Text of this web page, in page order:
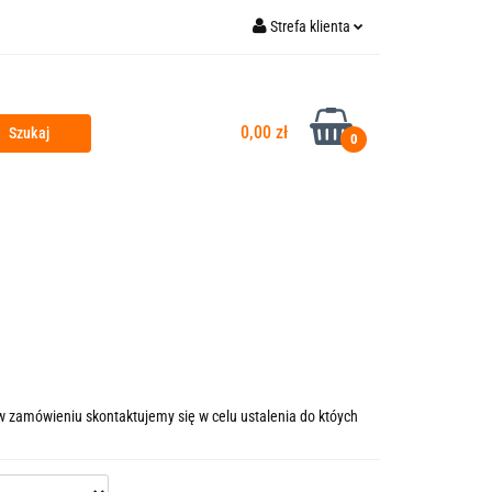
Strefa klienta
Zarejestruj się
Dodaj zgłoszenie
0,00 zł 0
skontaktujemy się w celu ustalenia do któych